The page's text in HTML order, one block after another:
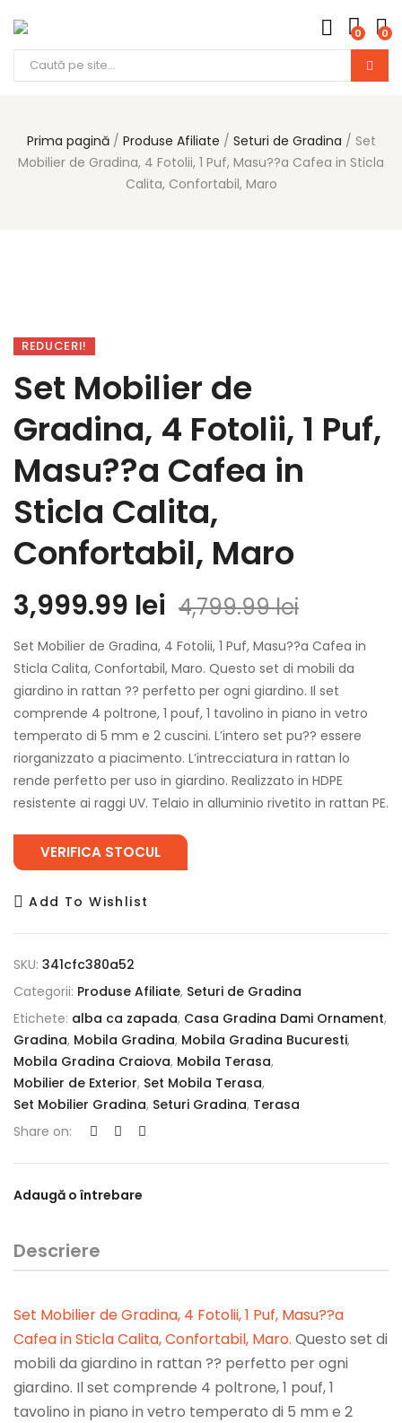
0 0
Products
Prima pagină Produse Afiliate Seturi de Gradina
Set
Mobilier de Gradina, 4 Fotolii, 1 Puf, Masu??a Cafea in Sticla
Calita, Confortabil, Maro
REDUCERI!
Set Mobilier de
Gradina, 4 Fotolii, 1 Puf,
Masu??a Cafea in
Sticla Calita,
Confortabil, Maro
4,799.99leiPrețul
inițial
a
fost:
3,999.99 lei
Prețul
curent
este:
Set Mobilier de Gradina, 4 Fotolii, 1 Puf, Masu??a Cafea in
Sticla Calita, Confortabil, Maro. Questo set di mobili da
giardino in rattan ?? perfetto per ogni giardino. Il set
comprende 4 poltrone, 1 pouf, 1 tavolino in piano in vetro
temperato di 5 mm e 2 cuscini. L’intero set pu?? essere
riorganizzato a piacimento. L’intrecciatura in rattan lo
rende perfetto per uso in giardino. Realizzato in HDPE
resistente ai raggi UV. Telaio in alluminio rivetito in rattan PE.
VERIFICA STOCUL
Add To Wishlist
SKU: 341cfc380a52
Categorii: Produse Afiliate, Seturi de Gradina
Etichete: alba ca zapada, Casa Gradina Dami Ornament,
Gradina, Mobila Gradina, Mobila Gradina Bucuresti,
Mobila Gradina Craiova, Mobila Terasa,
Mobilier de Exterior, Set Mobila Terasa,
Set Mobilier Gradina, Seturi Gradina, Terasa
Share on:
Adaugă o întrebare
Descriere
Set Mobilier de Gradina, 4 Fotolii, 1 Puf, Masu??a
Cafea in Sticla Calita, Confortabil, Maro. Questo set di
mobili da giardino in rattan ?? perfetto per ogni
giardino. Il set comprende 4 poltrone, 1 pouf, 1
tavolino in piano in vetro temperato di 5 mm e 2